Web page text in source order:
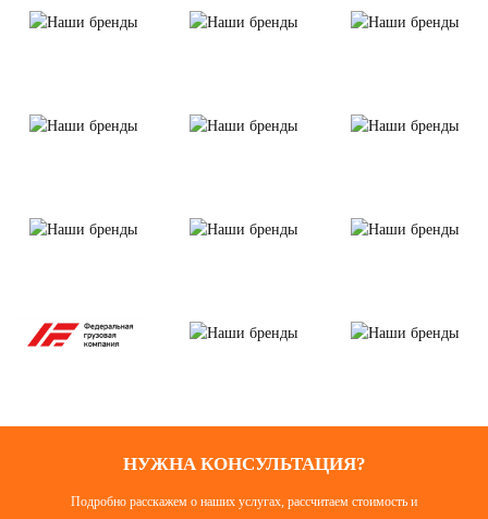
НУЖНА КОНСУЛЬТАЦИЯ?
Подробно расскажем о наших услугах, рассчитаем стоимость и